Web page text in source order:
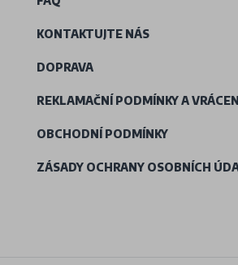
KONTAKTUJTE NÁS
DOPRAVA
REKLAMAČNÍ PODMÍNKY A
OBCHODNÍ PODMÍNKY
ZÁSADY OCHRANY OSOBNÍCH